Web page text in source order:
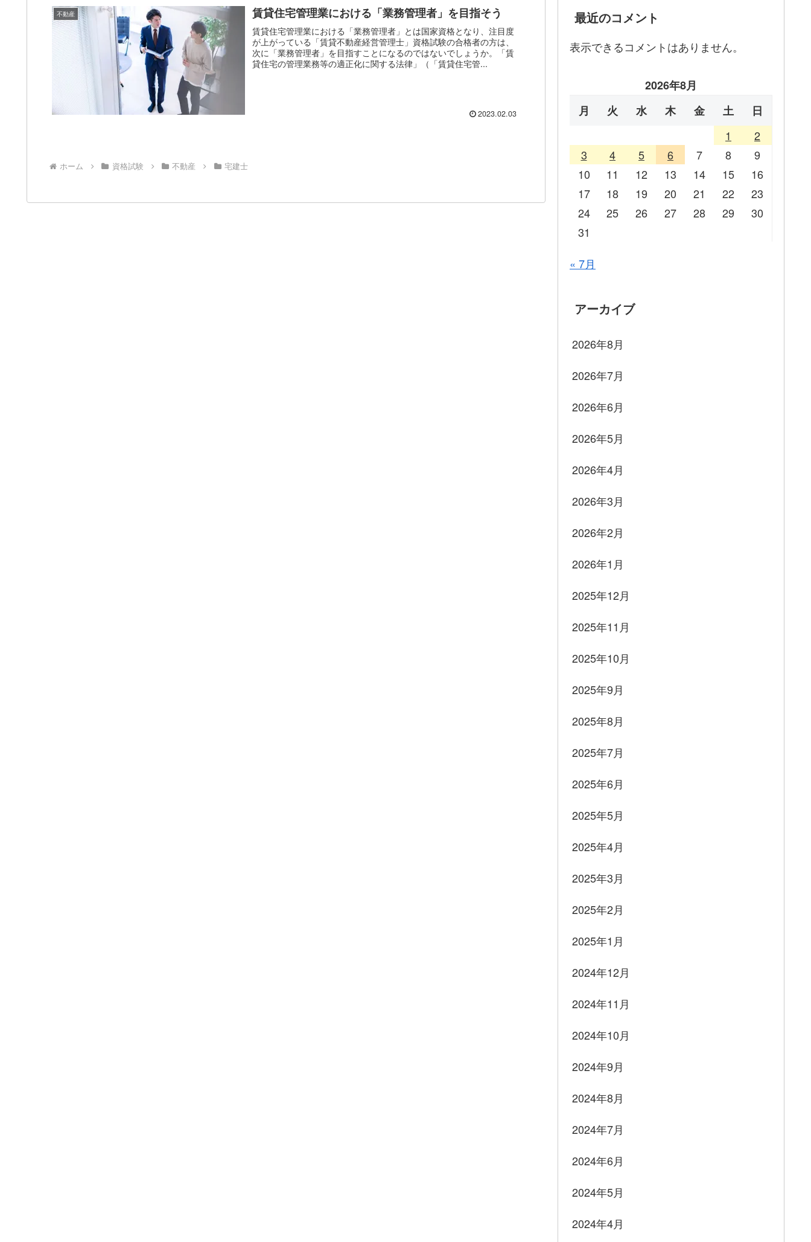
不動産 賃貸住宅管理業における「業務管理者」を目指そう
賃貸住宅管理業における「業務管理者」とは国家資格となり、注目度
が上がっている「賃貸不動産経営管理士」資格試験の合格者の方は、
次に「業務管理者」を目指すことになるのではないでしょうか。「賃
貸住宅の管理業務等の適正化に関する法律」（「賃貸住宅管...
2023.02.03
ホーム 資格試験 不動産 宅建士
最近のコメント
表示できるコメントはありません。
2026年8月
月
火 水 木 金 土
日
1
2
3
4 5 6 7 8
9
10
11 12 13 14 15
16
17
18 19 20 21 22
23
24
25 26 27 28 29
30
31
« 7月
アーカイブ
2026年8月
2026年7月
2026年6月
2026年5月
2026年4月
2026年3月
2026年2月
2026年1月
2025年12月
2025年11月
2025年10月
2025年9月
2025年8月
2025年7月
2025年6月
2025年5月
2025年4月
2025年3月
2025年2月
2025年1月
2024年12月
2024年11月
2024年10月
2024年9月
2024年8月
2024年7月
2024年6月
2024年5月
2024年4月